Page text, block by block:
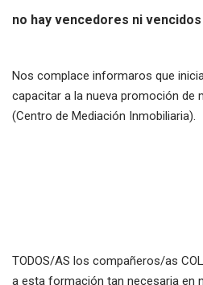
no hay vencedores ni vencidos
Nos complace informaros que
capacitar a la nueva promoción de
(Centro de Mediación Inmobiliaria).
TODOS/AS los compañeros/as
a esta formación tan necesaria en